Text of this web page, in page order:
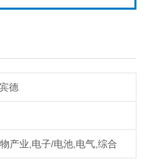
德
产业,电子/电池,电气,综合